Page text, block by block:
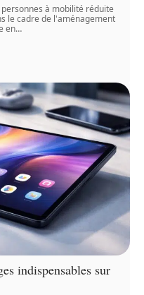
à mobilité réduite
le cadre de l'aménagement
en…
indispensables sur